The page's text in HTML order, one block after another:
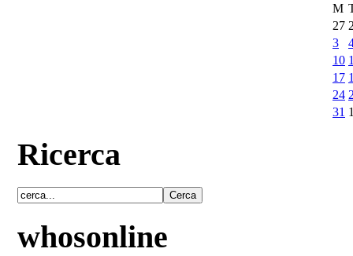
M
27
3
10
17
24
31
Ricerca
whosonline